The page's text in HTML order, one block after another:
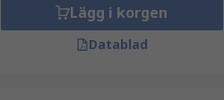
Lägg i korgen
Datablad